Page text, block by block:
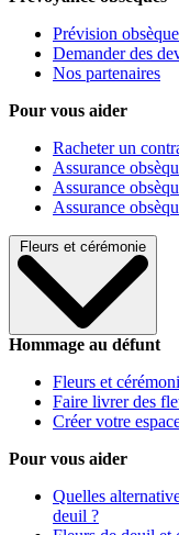
Prévision
Demander des
Nos partenaires
Pour vous aider
Racheter un
Assurance
Assurance
Assurance
Fleurs et cérémonie
Hommage au défunt
Fleurs et
Faire livrer des
Créer votre
Pour vous aider
Quelles
deuil ?